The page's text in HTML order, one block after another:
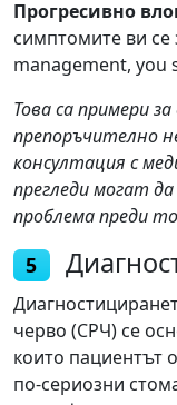
Прогресивно
симптомите ви
management, you
Това са примери
препоръчително
консултация с
прегледи могат
проблема преди
5
черво (СРЧ) се
които пациентът
по-сериозни